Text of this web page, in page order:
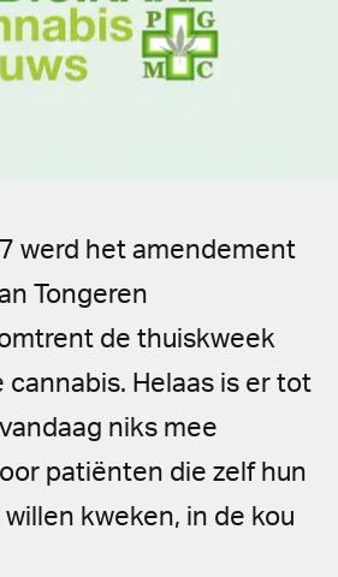
America)
werd het amendement
Tongeren
de thuiskweek
cannabis. Helaas is er tot
niks mee
patiënten die zelf hun
kweken, in de kou